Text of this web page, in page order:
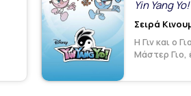
Yin Yang Yo!
Σειρά
Η Γιν και ο
Μάστερ Γιο,